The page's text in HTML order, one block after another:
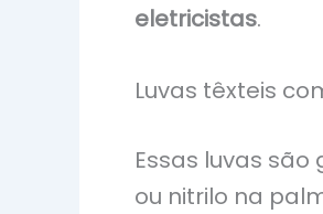
eletricistas.
Luvas têxteis
Essas luvas
ou nitrilo na